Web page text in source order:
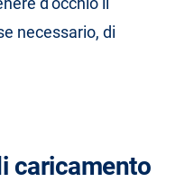
necessario, di
caricamento